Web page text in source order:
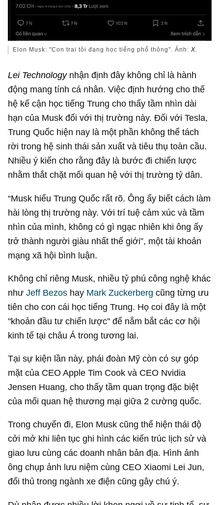
Elon Musk: "Con trai tôi đang học tiếng phổ thông". Ảnh:X.
Lei Technology nhận định đây không chỉ là hành
động mang tính cá nhân. Việc định hướng cho thế
hệ kế cận học tiếng Trung cho thấy tầm nhìn dài
hạn của Musk đối với thị trường này. Đối với Tesla,
Trung Quốc hiện nay là một phần không thể tách
rời trong hệ sinh thái sản xuất và tiêu thụ toàn cầu.
Nhiều ý kiến cho rằng đây là bước đi chiến lược
nhằm thắt chặt mối quan hệ với thị trường tỷ dân.
“Musk hiểu Trung Quốc rất rõ. Ông ấy biết cách làm
hài lòng thị trường này. Với trí tuệ cảm xúc và tầm
nhìn của mình, không có gì ngạc nhiên khi ông ấy
trở thành người giàu nhất thế giới”, một tài khoản
mạng xã hội bình luận.
Không chỉ riêng Musk, nhiều tỷ phú công nghệ khác
nhưJeff Bezos hay Mark Zuckerberg cũng từng ưu
tiên cho con cái học tiếng Trung. Họ coi đây là một
"khoản đầu tư chiến lược" để nắm bắt các cơ hội
kinh tế tại châu Á trong tương lai.
Tại sự kiện lần này, phái đoàn Mỹ còn có sự góp
mặt của CEO Apple Tim Cook và CEO Nvidia
Jensen Huang, cho thấy tầm quan trọng đặc biệt
của mối quan hệ thương mại giữa 2 cường quốc.
Trong chuyến đi, Elon Musk cũng thể hiện thái độ
cởi mở khi liên tục ghi hình các kiến trúc lịch sử và
giao lưu cùng các doanh nhân bản địa. Hình ảnh
ông chụp ảnh lưu niệm cùng CEO Xiaomi Lei Jun,
đối thủ trong ngành xe điện cũng gây chú ý.